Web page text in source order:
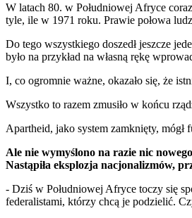
W latach 80. w Południowej Afryce
tyle, ile w 1971 roku. Prawie połowa
Do tego wszystkiego doszedł jeszcze
było na przykład na własną rękę
I, co ogromnie ważne, okazało się, że
Wszystko to razem zmusiło w końcu
Apartheid, jako system zamknięty, mógł
Ale nie wymyślono na razie nic
Nastąpiła eksplozja nacjonalizmów,
- Dziś w Południowej Afryce toczy się
federalistami, którzy chcą je podzielić.